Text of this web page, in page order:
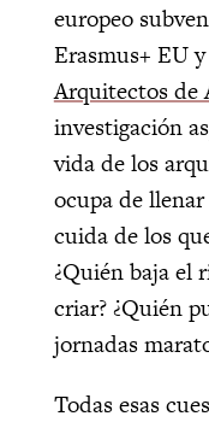
europeo
Erasmus+ EU
Arquitectos de
investigación
vida de los
ocupa de llenar
cuida de los
¿Quién baja el
criar? ¿Quién
jornadas
Todas esas